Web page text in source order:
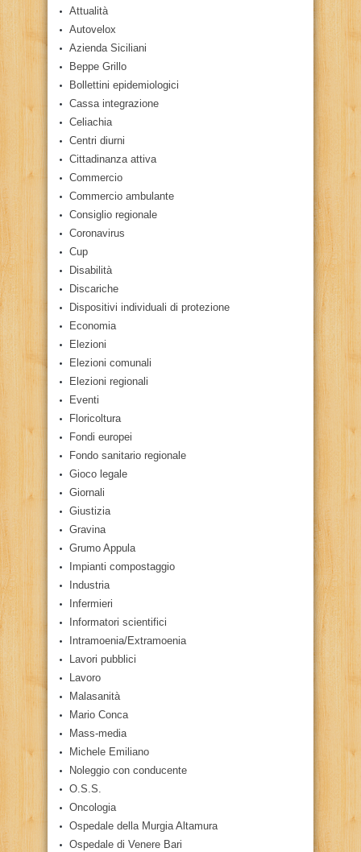
Attualità
Autovelox
Azienda Siciliani
Beppe Grillo
Bollettini epidemiologici
Cassa integrazione
Celiachia
Centri diurni
Cittadinanza attiva
Commercio
Commercio ambulante
Consiglio regionale
Coronavirus
Cup
Disabilità
Discariche
Dispositivi individuali di protezione
Economia
Elezioni
Elezioni comunali
Elezioni regionali
Eventi
Floricoltura
Fondi europei
Fondo sanitario regionale
Gioco legale
Giornali
Giustizia
Gravina
Grumo Appula
Impianti compostaggio
Industria
Infermieri
Informatori scientifici
Intramoenia/Extramoenia
Lavori pubblici
Lavoro
Malasanità
Mario Conca
Mass-media
Michele Emiliano
Noleggio con conducente
O.S.S.
Oncologia
Ospedale della Murgia Altamura
Ospedale di Venere Bari